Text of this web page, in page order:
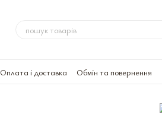
Оплата і доставка Обмін та повернення